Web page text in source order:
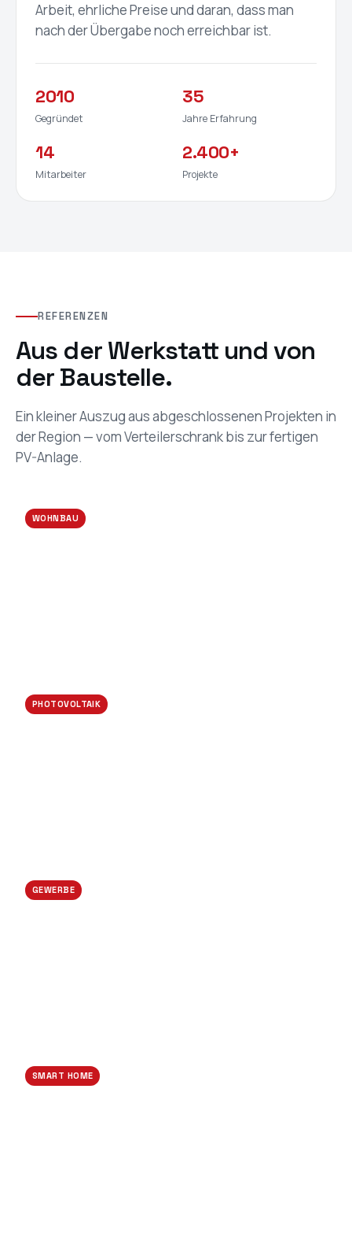
Arbeit, ehrliche Preise und daran, dass man
nach der Übergabe noch erreichbar ist.
2010
Gegründet
35
Jahre Erfahrung
14
Mitarbeiter
2.400+
Projekte
REFERENZEN
Aus der Werkstatt und von
der Baustelle.
Ein kleiner Auszug aus abgeschlossenen Projekten in
der Region — vom Verteilerschrank bis zur fertigen
PV-Anlage.
WOHNBAU
PHOTOVOLTAIK
GEWERBE
SMART HOME